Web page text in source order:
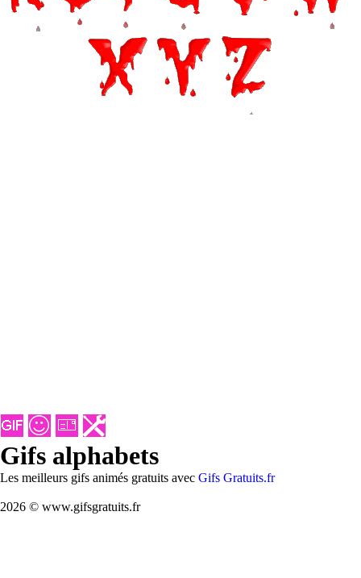
Gifs alphabets
Les meilleurs gifs animés gratuits avec Gifs Gratuits.fr
2026 © www.gifsgratuits.fr